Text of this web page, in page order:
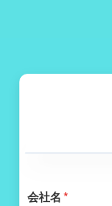
会社名 *